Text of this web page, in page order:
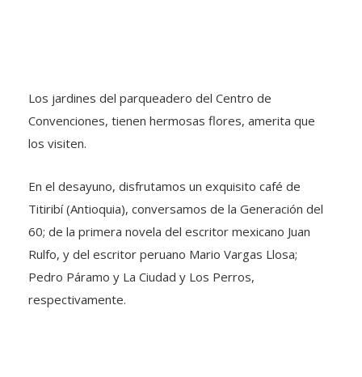
Los jardines del parqueadero del Centro de
Convenciones, tienen hermosas flores, amerita que
los visiten.
En el desayuno, disfrutamos un exquisito café de
Titiribí (Antioquia), conversamos de la Generación del
60; de la primera novela del escritor mexicano Juan
Rulfo, y del escritor peruano Mario Vargas Llosa;
Pedro Páramo y La Ciudad y Los Perros,
respectivamente.